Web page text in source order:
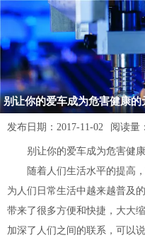
别让你的爱车成为危害健康的
发布日期： 2017-11-02 阅读量：
别让你的爱车成为危害健
随着人们生活水平的提高
为人们日常生活中越来越普及
带来了很多方便和快捷，大大
加深了人们之间的联系，可以